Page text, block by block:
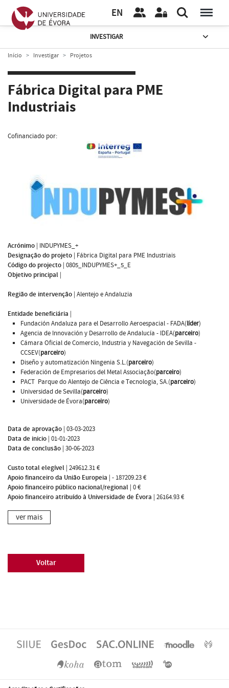
EN
INVESTIGAR
Início Investigar Projetos
Fábrica Digital para PME
Industriais
Cofinanciado por:
Acrónimo | INDUPYMES_+
Designação do projeto | Fábrica Digital para PME Industriais
Código do projecto | 0805_INDUPYMES+_5_E
Objetivo principal |
Região de intervenção | Alentejo e Andaluzia
Entidade beneficiária |
Fundación Andaluza para el Desarrollo Aeroespacial - FADA(líder)
Agencia de Innovación y Desarrollo de Andalucía - IDEA(parceiro)
Cámara Oficial de Comercio, Industria y Navegación de Sevilla -
CCSEV(parceiro)
Diseño y automatización Ningenia S.L.(parceiro)
Federación de Empresarios del Metal Associação(parceiro)
PACT  Parque do Alentejo de Ciência e Tecnologia, SA.(parceiro)
Universidad de Sevilla(parceiro)
Universidade de Évora(parceiro)
Data de aprovação | 03-03-2023
Data de inicio | 01-01-2023
Data de conclusão | 30-06-2023
Custo total elegível | 249612.31 €
Apoio financeiro da União Europeia | - 187209.23 €
Apoio financeiro público nacional/regional | 0 €
Apoio financeiro atribuído à Universidade de Évora | 26164.93 €
ver mais
Voltar